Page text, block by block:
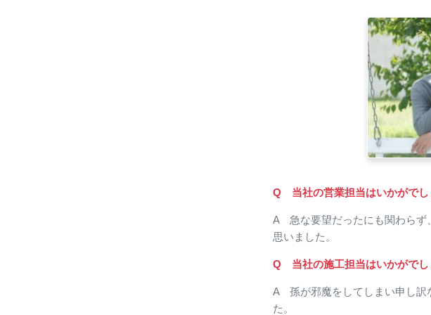
Q 当社の営業担当はいかがでし
A 急な要望だったにも関わらず
思いました。
Q 当社の施工担当はいかがでし
A 孫が邪魔をしてしまい申し訳
た。